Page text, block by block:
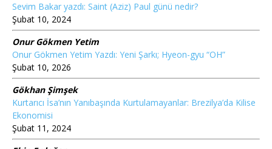
Sevim Bakar yazdı: Saint (Aziz) Paul günü nedir?
Şubat 10, 2024
Onur Gökmen Yetim
Onur Gökmen Yetim Yazdı: Yeni Şarkı; Hyeon-gyu “OH”
Şubat 10, 2026
Gökhan Şimşek
Kurtarıcı İsa’nın Yanıbaşında Kurtulamayanlar: Brezilya’da Kilise
Ekonomisi
Şubat 11, 2024